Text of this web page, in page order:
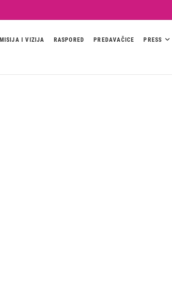
MISIJA I VIZIJA RASPORED PREDAVAČICE PRESS